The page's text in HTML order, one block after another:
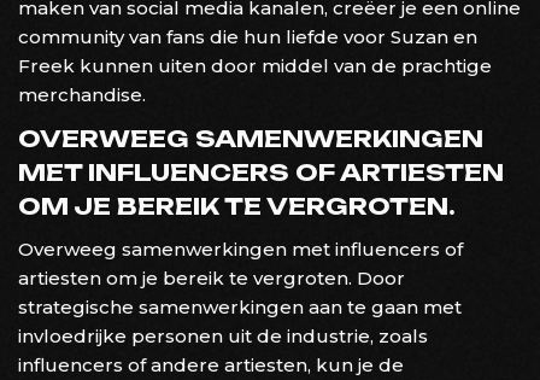
maken van social media kanalen, creëer je een online
community van fans die hun liefde voor Suzan en
Freek kunnen uiten door middel van de prachtige
merchandise.
OVERWEEG SAMENWERKINGEN
MET INFLUENCERS OF ARTIESTEN
OM JE BEREIK TE VERGROTEN.
Overweeg samenwerkingen met influencers of
artiesten om je bereik te vergroten. Door
strategische samenwerkingen aan te gaan met
invloedrijke personen uit de industrie, zoals
influencers of andere artiesten, kun je de